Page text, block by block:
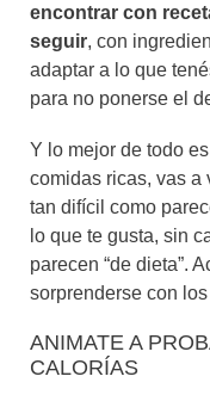
encontrar con
seguir, con
adaptar a lo que
para no ponerse el
Y lo mejor de todo
comidas ricas, vas a
tan difícil como
lo que te gusta, sin
parecen “de dieta”.
sorprenderse con
ANIMATE A
CALORÍAS